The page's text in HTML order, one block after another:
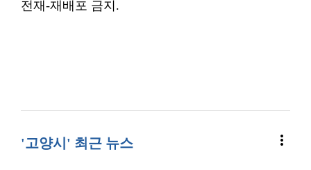
전재-재배포 금지.
'고양시' 최근 뉴스 more_vert